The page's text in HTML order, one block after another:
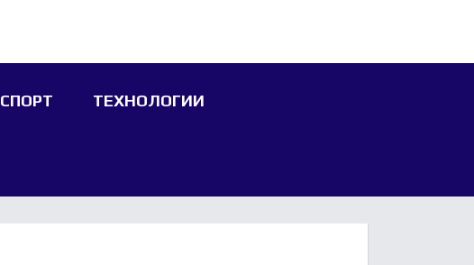
СПОРТ ТЕХНОЛОГИИ